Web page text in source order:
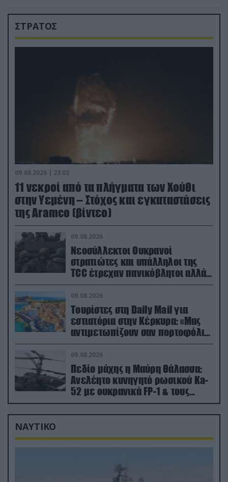
ΣΤΡΑΤΟΣ
09.08.2026 | 23:02
11 νεκροί από τα πλήγματα των Χούθι
στην Υεμένη – Στόχος και εγκαταστάσεις
της Aramco (βίντεο)
09.08.2026
Νεοσύλλεκτοι Ουκρανοί
στρατιώτες και υπάλληλοι της
TCC έτρεχαν πανικόβλητοι αλλά…
εξοντώθηκαν – Δείτε βίντεο
09.08.2026
Τουρίστες στη Daily Mail για
εστιατόρια στην Κέρκυρα: «Μας
αντιμετωπίζουν σαν πορτοφόλια
με πόδια»
09.08.2026
Πεδίο μάχης η Μαύρη Θάλασσα:
Ανελέητο κυνηγητό ρωσικού Ka-
52 με ουκρανικά FP-1 & τους
Τούρκους να τραβάνε… βίντεο
ΝΑΥΤΙΚΟ